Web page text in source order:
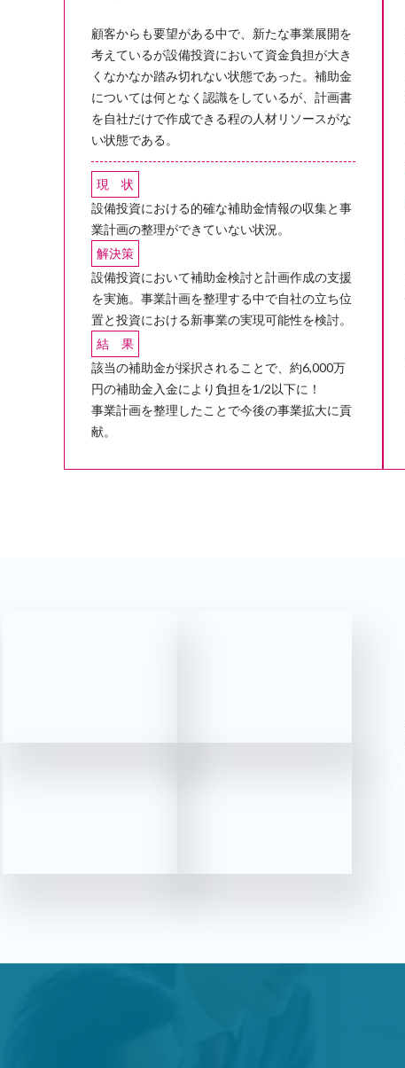
顧客からも要望がある中で、新たな事業展開を
考えているが設備投資において資金負担が大き
くなかなか踏み切れない状態であった。補助金
については何となく認識をしているが、計画書
を自社だけで作成できる程の人材リソースがな
い状態である。
現 状
設備投資における的確な補助金情報の収集と事
業計画の整理ができていない状況。
解決策
設備投資において補助金検討と計画作成の支援
を実施。事業計画を整理する中で自社の立ち位
置と投資における新事業の実現可能性を検討。
結 果
該当の補助金が採択されることで、約6,000万
円の補助金入金により負担を1/2以下に！
事業計画を整理したことで今後の事業拡大に貢
献。